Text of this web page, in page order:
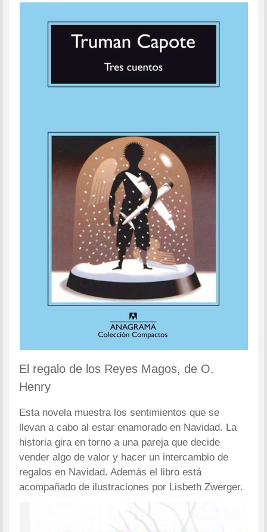
El regalo de los Reyes Magos, de O.
Henry
Esta novela muestra los sentimientos que se
llevan a cabo al estar enamorado en Navidad. La
historia gira en torno a una pareja que decide
vender algo de valor y hacer un intercambio de
regalos en Navidad. Además el libro está
acompañado de ilustraciones por Lisbeth Zwerger.